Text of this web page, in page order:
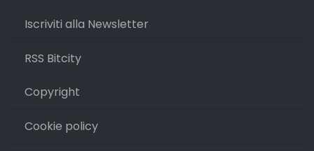
Iscriviti alla Newsletter
RSS Bitcity
Copyright
Cookie policy